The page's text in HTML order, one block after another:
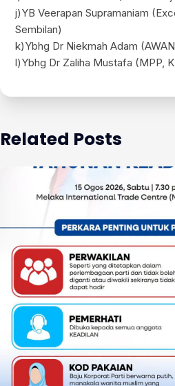
j)YB Veerapan Supramaniam
Sembilan)
k)Ybhg Dr Niekmah Adam
l)Ybhg Dr Zaliha Mustafa (MPP,
Related Posts